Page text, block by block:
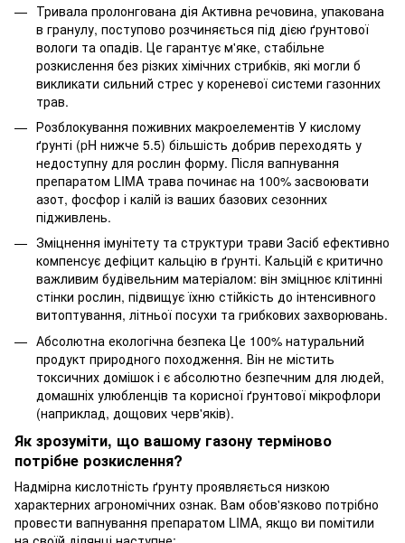
Тривала пролонгована дія Активна речовина, упакована
в гранулу, поступово розчиняється під дією ґрунтової
вологи та опадів. Це гарантує м'яке, стабільне
розкислення без різких хімічних стрибків, які могли б
викликати сильний стрес у кореневої системи газонних
трав.
Розблокування поживних макроелементів У кислому
ґрунті (pH нижче 5.5) більшість добрив переходять у
недоступну для рослин форму. Після вапнування
препаратом LIMA трава починає на 100% засвоювати
азот, фосфор і калій із ваших базових сезонних
підживлень.
Зміцнення імунітету та структури трави Засіб ефективно
компенсує дефіцит кальцію в ґрунті. Кальцій є критично
важливим будівельним матеріалом: він зміцнює клітинні
стінки рослин, підвищує їхню стійкість до інтенсивного
витоптування, літньої посухи та грибкових захворювань.
Абсолютна екологічна безпека Це 100% натуральний
продукт природного походження. Він не містить
токсичних домішок і є абсолютно безпечним для людей,
домашніх улюбленців та корисної ґрунтової мікрофлори
(наприклад, дощових черв'яків).
Як зрозуміти, що вашому газону терміново
потрібне розкислення?
Надмірна кислотність ґрунту проявляється низкою
характерних агрономічних ознак. Вам обов'язково потрібно
провести вапнування препаратом LIMA, якщо ви помітили